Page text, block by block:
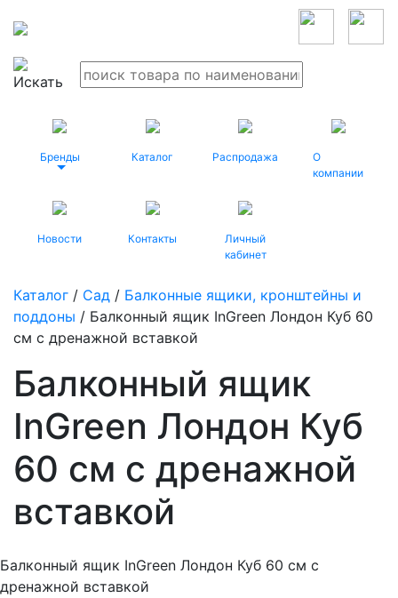
Бренды Каталог Распродажа
О
компании
Новости Контакты
Личный
кабинет
Каталог / Сад / Балконные ящики, кронштейны и
поддоны / Балконный ящик InGreen Лондон Куб 60
см c дренажной вставкой
Балконный ящик
InGreen Лондон Куб
60 см c дренажной
вставкой
Балконный ящик InGreen Лондон Куб 60 см c
дренажной вставкой